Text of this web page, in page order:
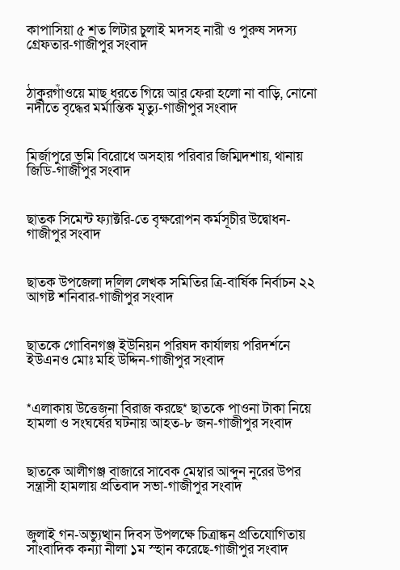
কাপাসিয়া ৫ শত লিটার চুলাই মদসহ নারী ও পুরুষ সদস্য
গ্রেফতার-গাজীপুর সংবাদ
ঠাকুরগাঁওয়ে মাছ ধরতে গিয়ে আর ফেরা হলো না বাড়ি, নোনো
নদীতে বৃদ্ধের মর্মান্তিক মৃত্যু-গাজীপুর সংবাদ
মির্জাপুরে ভূমি বিরোধে অসহায় পরিবার জিম্মিদশায়, থানায়
জিডি-গাজীপুর সংবাদ
ছাতক সিমেন্ট ফ্যাক্টরি-তে বৃক্ষরোপন কর্মসূচীর উদ্বোধন-
গাজীপুর সংবাদ
ছাতক উপজেলা দলিল লেখক সমিতির ত্রি-বার্ষিক নির্বাচন ২২
আগষ্ট শনিবার-গাজীপুর সংবাদ
ছাতকে গোবিনগঞ্জ ইউনিয়ন পরিষদ কার্যালয় পরিদর্শনে
ইউএনও মোঃ মহি উদ্দিন-গাজীপুর সংবাদ
*এলাকায় উত্তেজনা বিরাজ করছে* ছাতকে পাওনা টাকা নিয়ে
হামলা ও সংঘর্ষের ঘটনায় আহত-৮ জন-গাজীপুর সংবাদ
ছাতকে আলীগঞ্জ বাজারে সাবেক মেম্বার আব্দুন নুরের উপর
সন্ত্রাসী হামলায় প্রতিবাদ সভা-গাজীপুর সংবাদ
জুলাই গন-অভ্যুত্থান দিবস উপলক্ষে চিত্রাঙ্কন প্রতিযোগিতায়
সাংবাদিক কন্যা নীলা ১ম স্হান করেছে-গাজীপুর সংবাদ